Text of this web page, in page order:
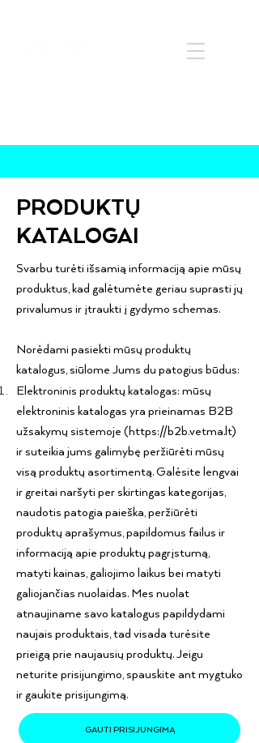
PRODUKTŲ
KATALOGAI
Svarbu turėti išsamią informaciją apie mūsų
produktus, kad galėtumėte geriau suprasti jų
privalumus ir įtraukti į gydymo schemas.
Norėdami pasiekti mūsų produktų
katalogus, siūlome Jums du patogius būdus:
Elektroninis produktų katalogas: mūsų
elektroninis katalogas yra prieinamas B2B
užsakymų sistemoje (https://b2b.vetma.lt)
ir suteikia jums galimybę peržiūrėti mūsų
visą produktų asortimentą. Galėsite lengvai
ir greitai naršyti per skirtingas kategorijas,
naudotis patogia paieška, peržiūrėti
produktų aprašymus, papildomus failus ir
informaciją apie produktų pagrįstumą,
matyti kainas, galiojimo laikus bei matyti
galiojančias nuolaidas. Mes nuolat
atnaujiname savo katalogus papildydami
naujais produktais, tad visada turėsite
prieigą prie naujausių produktų. Jeigu
neturite prisijungimo, spauskite ant mygtuko
ir gaukite prisijungimą.
GAUTI PRISIJUNGIMĄ